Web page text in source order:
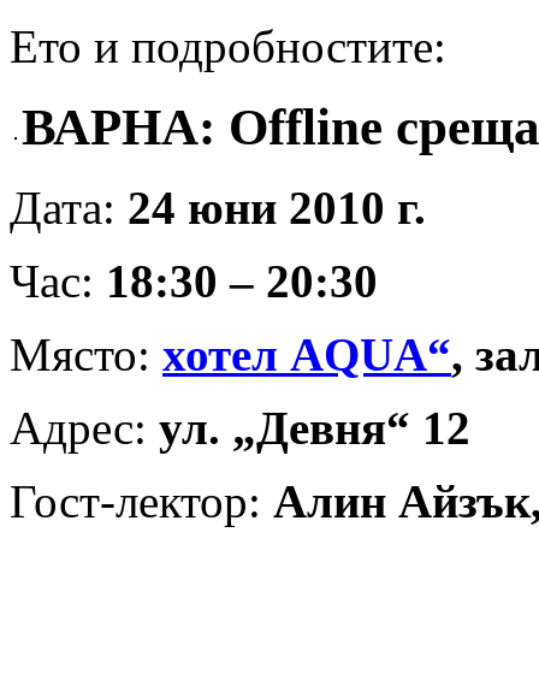
Ето и подробностите:
ВАРНА: Offline среща
Дата: 24 юни 2010 г.
Час: 18:30 – 20:30
Място: хотел AQUA“,
Адрес: ул. „Девня“ 12
Гост-лектор: Алин